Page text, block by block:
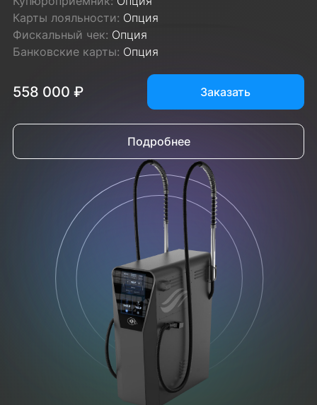
Карты лояльности: Опция
Фискальный чек: Опция
Банковские карты: Опция
558 000 ₽ Заказать
Подробнее